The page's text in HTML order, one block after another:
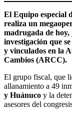
El Equipo especial
realiza un
madrugada de hoy,
investigación que
y vinculados en la
Cambios (ARCC).
El grupo fiscal, que
allanamiento a 49
y Huánuco y la
asesores del